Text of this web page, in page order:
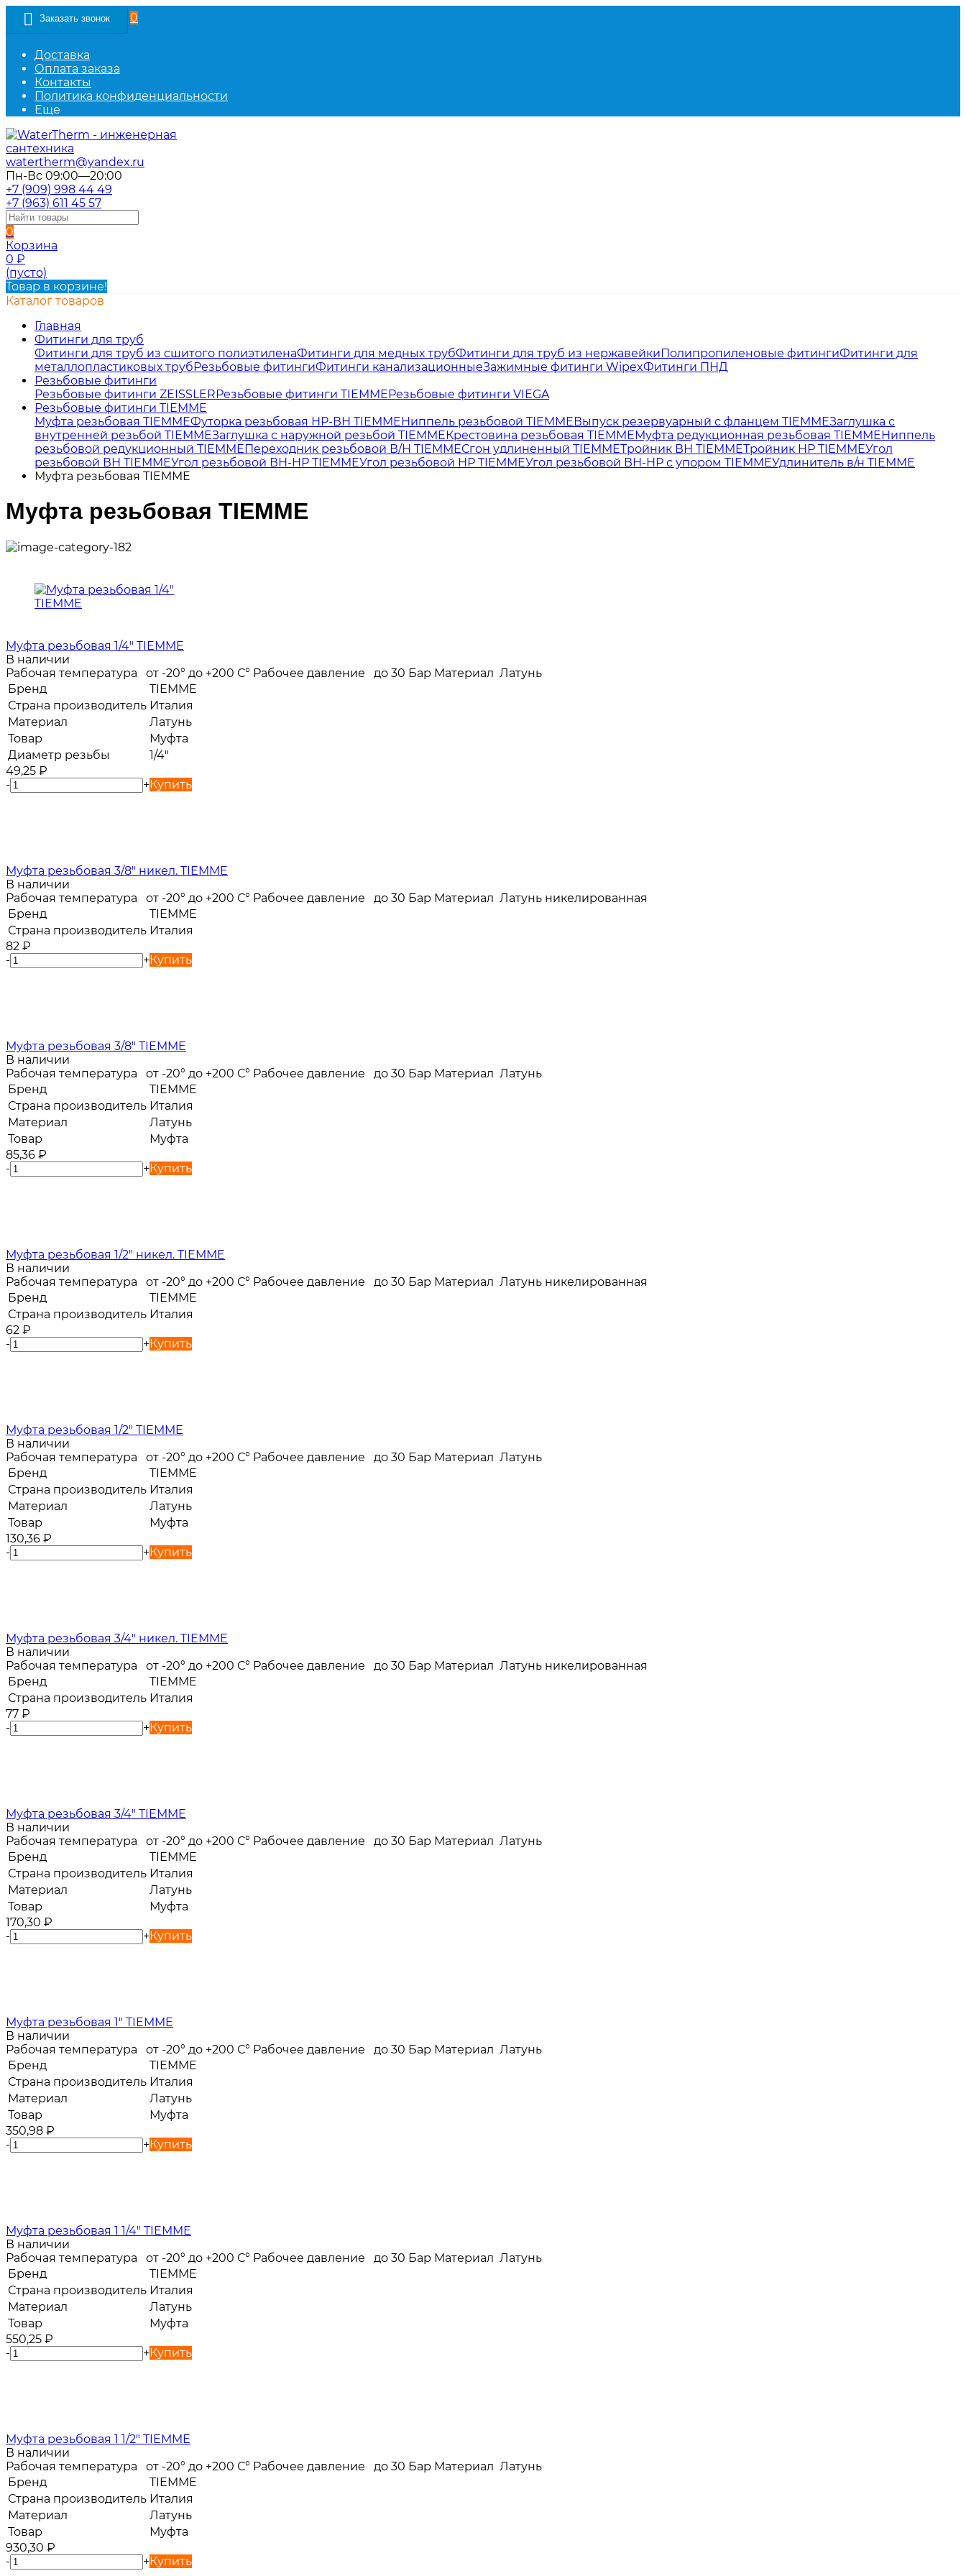
Заказать звонок 0
Доставка
Оплата заказа
Контакты
Политика конфиденциальности
Еще
watertherm@yandex.ru
Пн-Вс 09:00—20:00
+7 (909) 998 44 49
+7 (963) 611 45 57
0
Корзина
0 ₽
(пусто)
Товар в корзине!
Каталог товаров
Главная
Фитинги для труб
Фитинги для труб из сшитого полиэтиленаФитинги для медных трубФитинги для труб из нержавейкиПолипропиленовые фитингиФитинги для
металлопластиковых трубРезьбовые фитингиФитинги канализационныеЗажимные фитинги WipexФитинги ПНД
Резьбовые фитинги
Резьбовые фитинги ZEISSLERРезьбовые фитинги TIEMMEРезьбовые фитинги VIEGA
Резьбовые фитинги TIEMME
Муфта резьбовая TIEMMEФуторка резьбовая НР-ВН TIEMMEНиппель резьбовой TIEMMEВыпуск резервуарный с фланцем TIEMMEЗаглушка с
внутренней резьбой TIEMMEЗаглушка с наружной резьбой TIEMMEКрестовина резьбовая TIEMMEМуфта редукционная резьбовая TIEMMEНиппель
резьбовой редукционный TIEMMEПереходник резьбовой В/Н TIEMMEСгон удлиненный TIEMMEТройник ВН TIEMMEТройник НР TIEMMEУгол
резьбовой ВН TIEMMEУгол резьбовой ВН-НР TIEMMEУгол резьбовой НР TIEMMEУгол резьбовой ВН-НР с упором TIEMMEУдлинитель в/н TIEMME
Муфта резьбовая TIEMME
Муфта резьбовая TIEMME
Муфта резьбовая 1/4" TIEMME
В наличии
Рабочая температура от -20° до +200 С° Рабочее давление до 30 Бар Материал Латунь
Бренд
TIEMME
Страна производитель Италия
Материал
Латунь
Товар
Муфта
Диаметр резьбы
1/4"
49,25 ₽
-
+Купить
Муфта резьбовая 3/8" никел. TIEMME
В наличии
Рабочая температура от -20° до +200 С° Рабочее давление до 30 Бар Материал Латунь никелированная
Бренд
TIEMME
Страна производитель Италия
82 ₽
-
+Купить
Муфта резьбовая 3/8" TIEMME
В наличии
Рабочая температура от -20° до +200 С° Рабочее давление до 30 Бар Материал Латунь
Бренд
TIEMME
Страна производитель Италия
Материал
Латунь
Товар
Муфта
85,36 ₽
-
+Купить
Муфта резьбовая 1/2" никел. TIEMME
В наличии
Рабочая температура от -20° до +200 С° Рабочее давление до 30 Бар Материал Латунь никелированная
Бренд
TIEMME
Страна производитель Италия
62 ₽
-
+Купить
Муфта резьбовая 1/2" TIEMME
В наличии
Рабочая температура от -20° до +200 С° Рабочее давление до 30 Бар Материал Латунь
Бренд
TIEMME
Страна производитель Италия
Материал
Латунь
Товар
Муфта
130,36 ₽
-
+Купить
Муфта резьбовая 3/4" никел. TIEMME
В наличии
Рабочая температура от -20° до +200 С° Рабочее давление до 30 Бар Материал Латунь никелированная
Бренд
TIEMME
Страна производитель Италия
77 ₽
-
+Купить
Муфта резьбовая 3/4" TIEMME
В наличии
Рабочая температура от -20° до +200 С° Рабочее давление до 30 Бар Материал Латунь
Бренд
TIEMME
Страна производитель Италия
Материал
Латунь
Товар
Муфта
170,30 ₽
-
+Купить
Муфта резьбовая 1" TIEMME
В наличии
Рабочая температура от -20° до +200 С° Рабочее давление до 30 Бар Материал Латунь
Бренд
TIEMME
Страна производитель Италия
Материал
Латунь
Товар
Муфта
350,98 ₽
-
+Купить
Муфта резьбовая 1 1/4" TIEMME
В наличии
Рабочая температура от -20° до +200 С° Рабочее давление до 30 Бар Материал Латунь
Бренд
TIEMME
Страна производитель Италия
Материал
Латунь
Товар
Муфта
550,25 ₽
-
+Купить
Муфта резьбовая 1 1/2" TIEMME
В наличии
Рабочая температура от -20° до +200 С° Рабочее давление до 30 Бар Материал Латунь
Бренд
TIEMME
Страна производитель Италия
Материал
Латунь
Товар
Муфта
930,30 ₽
-
+Купить